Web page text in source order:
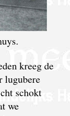
kreeg de
lugubere
schokt
we